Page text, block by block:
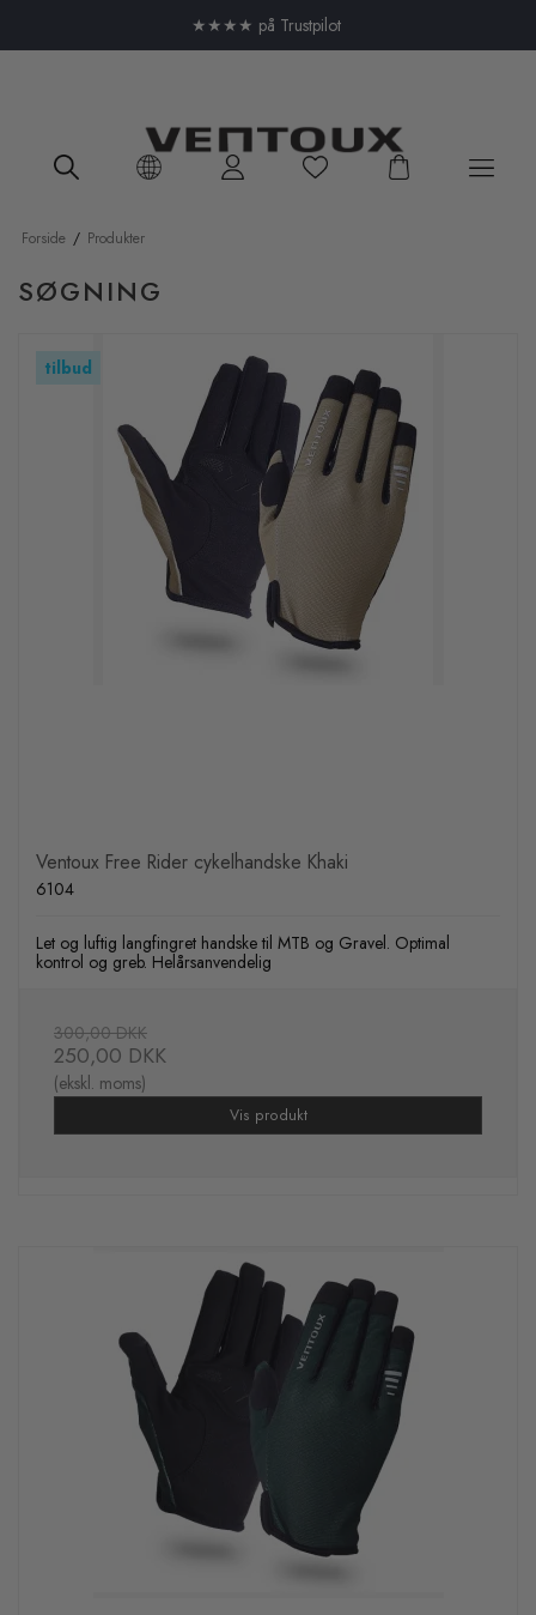
★★★★ på Trustpilot
Forside / Produkter
SØGNING
tilbud
Ventoux Free Rider cykelhandske Khaki
6104
Let og luftig langfingret handske til MTB og Gravel. Optimal
kontrol og greb. Helårsanvendelig
300,00 DKK
250,00 DKK
(ekskl. moms)
Vis produkt